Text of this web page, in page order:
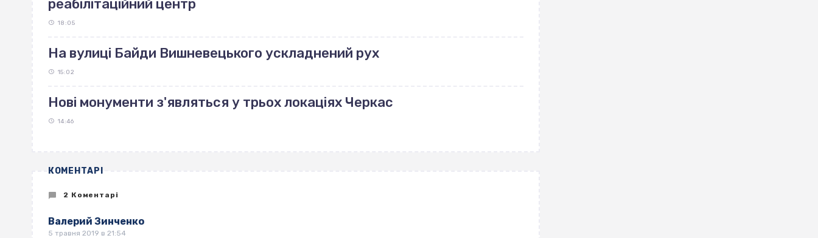
реабілітаційний центр
18:05
На вулиці Байди Вишневецького ускладнений рух
15:02
Нові монументи з'являться у трьох локаціях Черкас
14:46
КОМЕНТАРІ
2 Коментарі
Валерий Зинченко
5 травня 2019 в 21:54